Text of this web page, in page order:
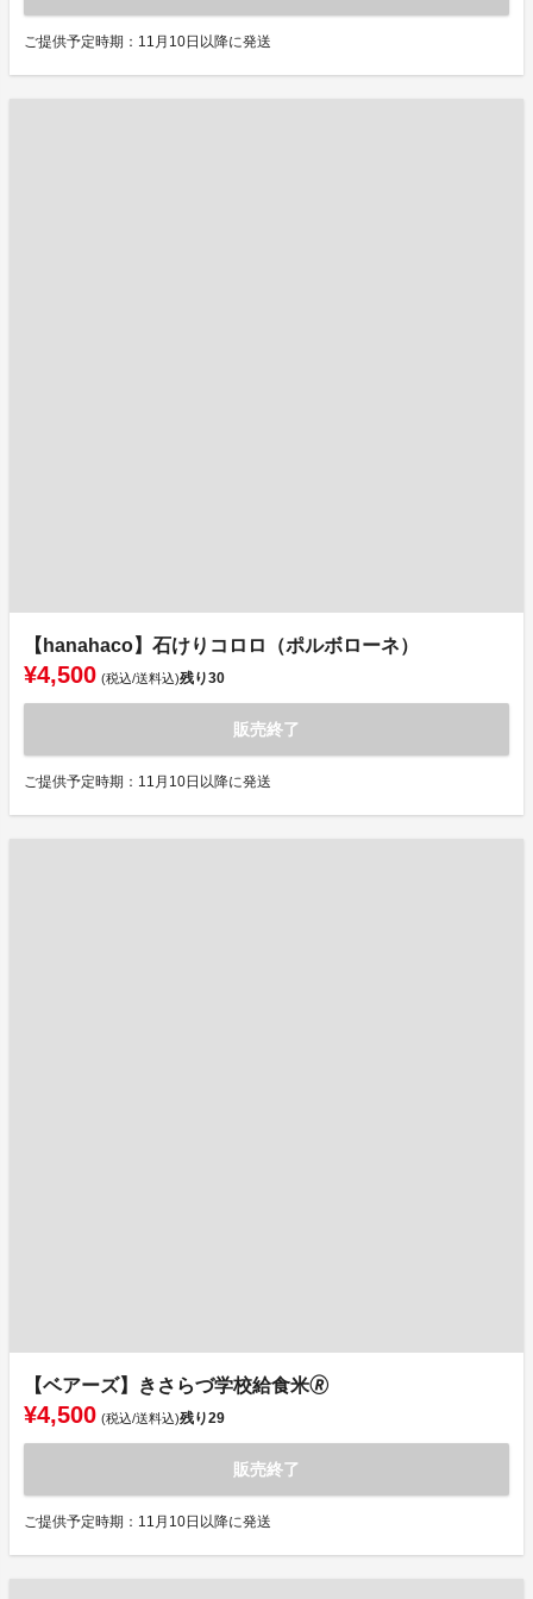
ご提供予定時期：11月10日以降に発送
【hanahaco】石けりコロロ（ポルボローネ）
¥4,500 (税込/送料込)残り30
販売終了
ご提供予定時期：11月10日以降に発送
【ベアーズ】きさらづ学校給食米🄬
¥4,500 (税込/送料込)残り29
販売終了
ご提供予定時期：11月10日以降に発送